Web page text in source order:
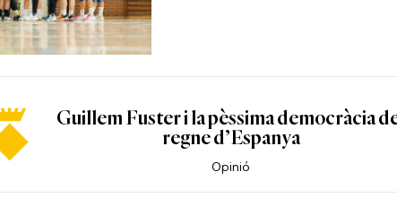
Guillem Fuster i la pèssima democràcia
regne d’Espanya
Opinió